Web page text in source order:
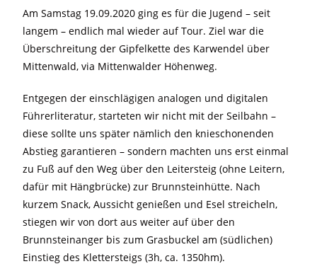
Am Samstag 19.09.2020 ging es für die Jugend – seit
langem – endlich mal wieder auf Tour. Ziel war die
Überschreitung der Gipfelkette des Karwendel über
Mittenwald, via Mittenwalder Höhenweg.
Entgegen der einschlägigen analogen und digitalen
Führerliteratur, starteten wir nicht mit der Seilbahn –
diese sollte uns später nämlich den knieschonenden
Abstieg garantieren – sondern machten uns erst einmal
zu Fuß auf den Weg über den Leitersteig (ohne Leitern,
dafür mit Hängbrücke) zur Brunnsteinhütte. Nach
kurzem Snack, Aussicht genießen und Esel streicheln,
stiegen wir von dort aus weiter auf über den
Brunnsteinanger bis zum Grasbuckel am (südlichen)
Einstieg des Klettersteigs (3h, ca. 1350hm).